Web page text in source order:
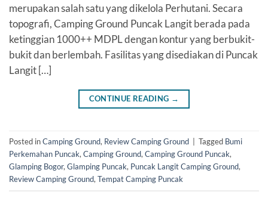
merupakan salah satu yang dikelola Perhutani. Secara
topografi, Camping Ground Puncak Langit berada pada
ketinggian 1000++ MDPL dengan kontur yang berbukit-
bukit dan berlembah. Fasilitas yang disediakan di Puncak
Langit […]
CONTINUE READING →
Posted inCamping Ground, Review Camping Ground Tagged Bumi
Perkemahan Puncak, Camping Ground, Camping Ground Puncak,
Glamping Bogor, Glamping Puncak, Puncak Langit Camping Ground,
Review Camping Ground, Tempat Camping Puncak